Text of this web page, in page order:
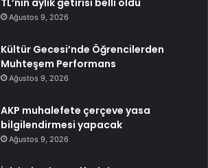
Ağustos 9, 2026
Kültür Gecesi’nde Öğrencilerden
Muhteşem Performans
Ağustos 9, 2026
AKP muhalefete çerçeve yasa
bilgilendirmesi yapacak
Ağustos 9, 2026